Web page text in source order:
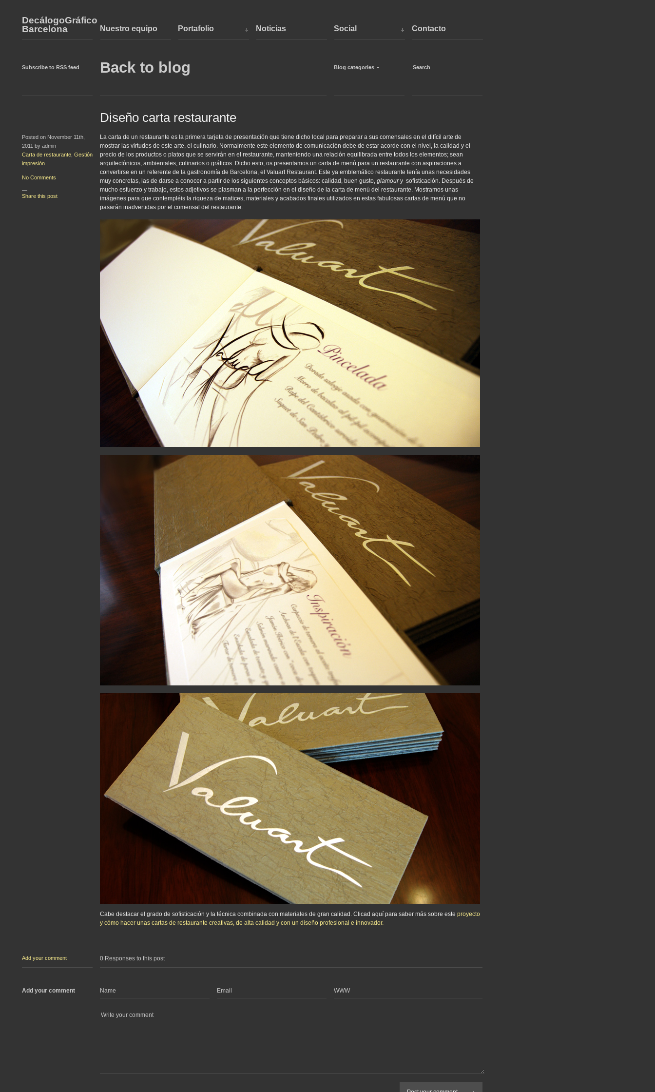
DecálogoGráfico
Barcelona
Nuestro equipo Portafolio Noticias Social Contacto
Subscribe to RSS feed Back to blog Blog categories
Diseño carta restaurante
Posted on November 11th,
2011 by admin
Carta de restaurante Gestión
impresión
No Comments
—
Share this post
La carta de un restaurante es la primera tarjeta de presentación que tiene dicho local para preparar a sus comensales en el difícil arte de
mostrar las virtudes de este arte, el culinario. Normalmente este elemento de comunicación debe de estar acorde con el nivel, la calidad y el
precio de los productos o platos que se servirán en el restaurante, manteniendo una relación equilibrada entre todos los elementos; sean
arquitectónicos, ambientales, culinarios o gráficos. Dicho esto, os presentamos un carta de menú para un restaurante con aspiraciones a
convertirse en un referente de la gastronomía de Barcelona, el Valuart Restaurant. Este ya emblemático restaurante tenía unas necesidades
muy concretas, las de darse a conocer a partir de los siguientes conceptos básicos: calidad, buen gusto, glamoury sofisticación. Después de
mucho esfuerzo y trabajo, estos adjetivos se plasman a la perfección en el diseño de la carta de menú del restaurante. Mostramos unas
imágenes para que contempléis la riqueza de matices, materiales y acabados finales utilizados en estas fabulosas cartas de menú que no
pasarán inadvertidas por el comensal del restaurante.
Cabe destacar el grado de sofisticación y la técnica combinada con materiales de gran calidad. Clicad aquí para saber más sobre este proyecto
y cómo hacer unas cartas de restaurante creativas, de alta calidad y con un diseño profesional e innovador.
Add your comment 0 Responses to this post
Add your comment